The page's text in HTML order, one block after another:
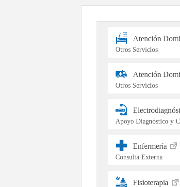
Atención
Otros Servicios
Atención
Otros Servicios
Apoyo Diagnóstico y
Enfermería
Consulta Externa
Fisioterapia